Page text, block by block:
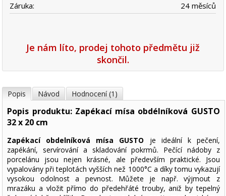
Záruka:
24 měsíců
Je nám líto, prodej tohoto předmětu již
skončil.
Popis Návod Hodnocení (1)
Popis produktu: Zapékací mísa obdélníková GUSTO
32 x 20 cm
Zapékací obdelníková mísa GUSTO je ideální k pečení,
zapékání, servírování a skladování pokrmů. Pečící nádoby z
porcelánu jsou nejen krásné, ale především praktické. Jsou
vypalovány při teplotách vyšších než 1000°C a díky tomu vykazují
vysokou odolnost a pevnost. Můžete je např. výjmout z
mrazáku a vložit přímo do předehřáté trouby, aniž by tepelný